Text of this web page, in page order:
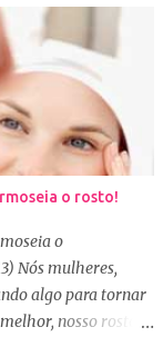
o rosto!
o
Nós mulheres,
algo para tornar
nosso rosto